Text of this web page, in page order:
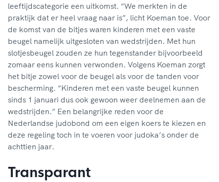
leeftijdscategorie een uitkomst. “We merkten in de
praktijk dat er heel vraag naar is”, licht Koeman toe. Voor
de komst van de bitjes waren kinderen met een vaste
beugel namelijk uitgesloten van wedstrijden. Met hun
slotjesbeugel zouden ze hun tegenstander bijvoorbeeld
zomaar eens kunnen verwonden. Volgens Koeman zorgt
het bitje zowel voor de beugel als voor de tanden voor
bescherming. “Kinderen met een vaste beugel kunnen
sinds 1 januari dus ook gewoon weer deelnemen aan de
wedstrijden.” Een belangrijke reden voor de
Nederlandse judobond om een eigen koers te kiezen en
deze regeling toch in te voeren voor judoka’s onder de
achttien jaar.
Transparant